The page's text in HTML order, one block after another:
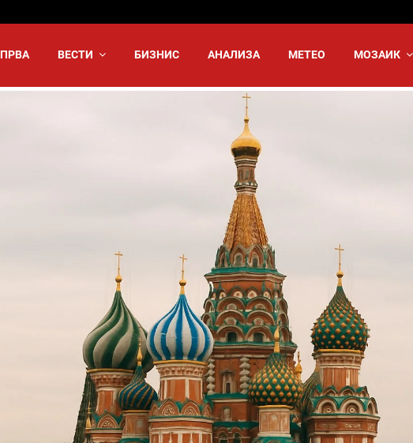
ПРВА ВЕСТИ БИЗНИС АНАЛИЗА МЕТЕО МОЗАИК